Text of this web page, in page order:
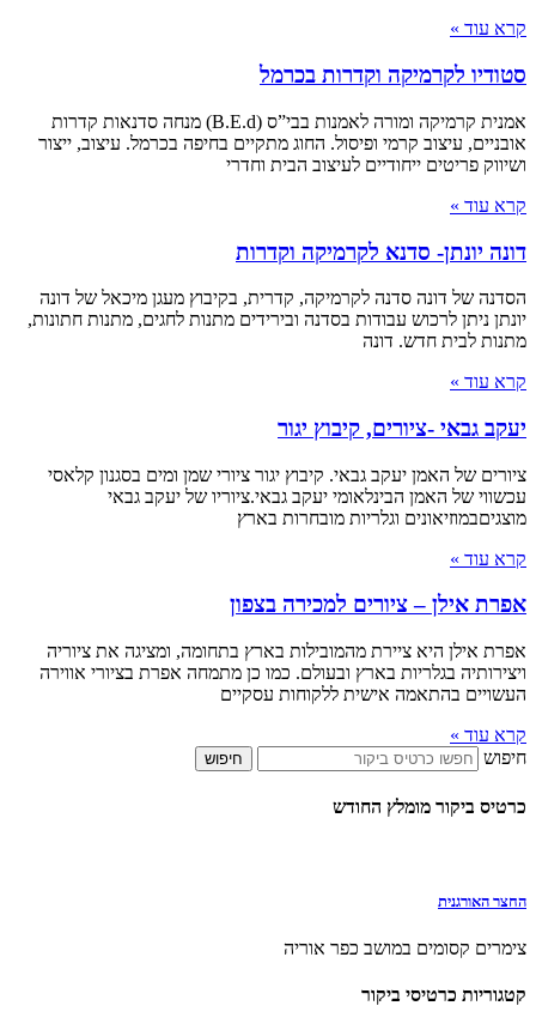
קרא עוד »
סטודיו לקרמיקה וקדרות בכרמל
אמנית קרמיקה ומורה לאמנות בבי”ס (B.E.d) מנחה סדנאות קדרות
אובניים, עיצוב קרמי ופיסול. החוג מתקיים בחיפה בכרמל. עיצוב, ייצור
ושיווק פריטים ייחודיים לעיצוב הבית וחדרי
קרא עוד »
דונה יונתן- סדנא לקרמיקה וקדרות
הסדנה של דונה סדנה לקרמיקה, קדרית, בקיבוץ מעגן מיכאל של דונה
יונתן ניתן לרכוש עבודות בסדנה ובירידים מתנות לחגים, מתנות חתונות,
מתנות לבית חדש. דונה
קרא עוד »
יעקב גבאי -ציורים, קיבוץ יגור
ציורים של האמן יעקב גבאי. קיבוץ יגור ציורי שמן ומים בסגנון קלאסי
עכשווי של האמן הבינלאומי יעקב גבאי.ציוריו של יעקב גבאי
מוצגיםבמוזיאונים וגלריות מובחרות בארץ
קרא עוד »
אפרת אילן – ציורים למכירה בצפון
אפרת אילן היא ציירת מהמובילות בארץ בתחומה, ומציגה את ציוריה
ויצירותיה בגלריות בארץ ובעולם. כמו כן מתמחה אפרת בציורי אווירה
העשויים בהתאמה אישית ללקוחות עסקיים
קרא עוד »
חיפוש
חיפוש
כרטיס ביקור מומלץ החודש
החצר האורגנית
צימרים קסומים במושב כפר אוריה
קטגוריות כרטיסי ביקור